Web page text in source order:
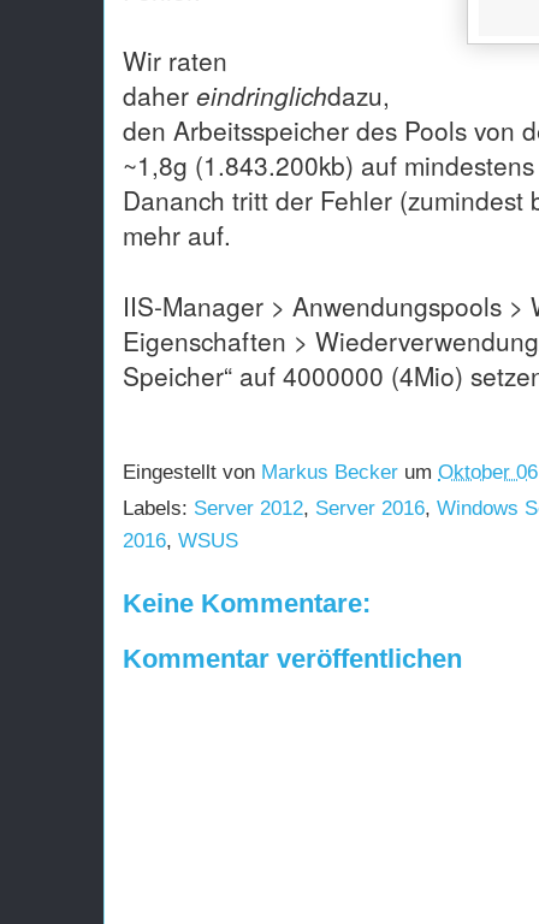
Wir raten
daher eindringlichdazu,
den Arbeitsspeicher des Pools von
~1,8g (1.843.200kb) auf
Dananch tritt der Fehler (zumindest
mehr auf.
IIS-Manager > Anwendungspools >
Eigenschaften >
Speicher“ auf 4000000 (4Mio)
Eingestellt von Markus Becker um Oktober
Labels: Server 2012, Server 2016, Windows
2016, WSUS
Keine Kommentare:
Kommentar veröffentlichen